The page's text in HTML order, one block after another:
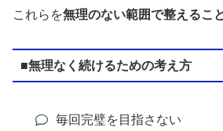
これらを無理のない範囲で整えるこ
■無理なく続けるための考え方
毎回完璧を目指さない